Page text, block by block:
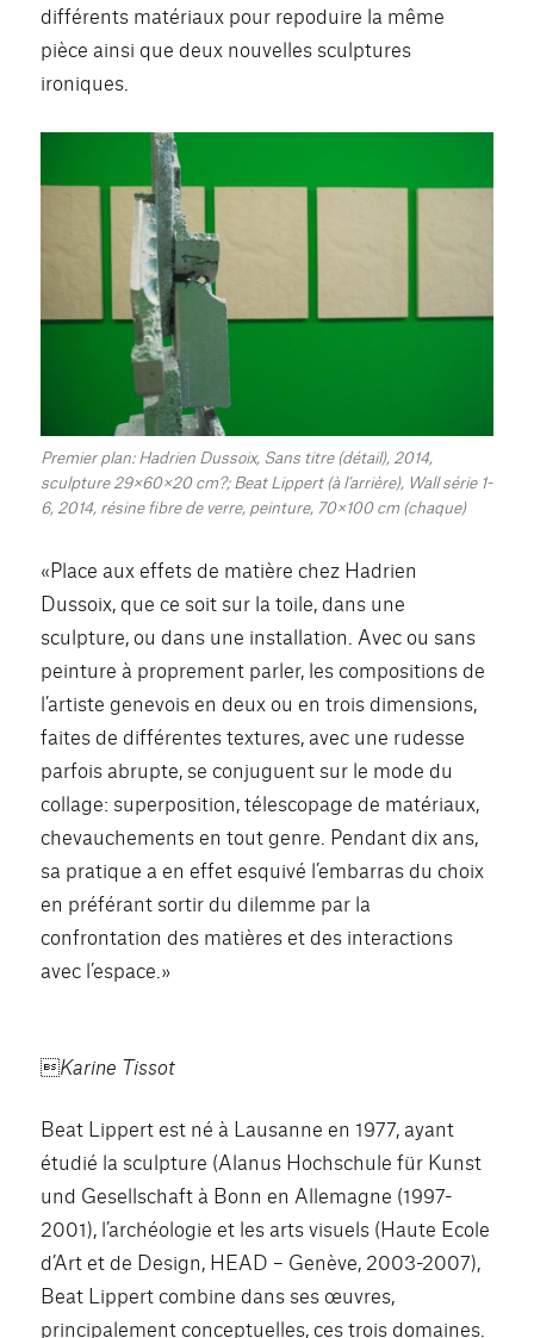
différents matériaux pour repoduire la même
pièce ainsi que deux nouvelles sculptures
ironiques.
Premier plan: Hadrien Dussoix, Sans titre (détail), 2014,
sculpture 29×60×20 cm?; Beat Lippert (à l’arrière), Wall série 1-
6, 2014, résine fibre de verre, peinture, 70×100 cm (chaque)
«Place aux effets de matière chez Hadrien
Dussoix, que ce soit sur la toile, dans une
sculpture, ou dans une installation. Avec ou sans
peinture à proprement parler, les compositions de
l’artiste genevois en deux ou en trois dimensions,
faites de différentes textures, avec une rudesse
parfois abrupte, se conjuguent sur le mode du
collage: superposition, télescopage de matériaux,
chevauchements en tout genre. Pendant dix ans,
sa pratique a en effet esquivé l’embarras du choix
en préférant sortir du dilemme par la
confrontation des matières et des interactions
avec l’espace.»
Karine Tissot
Beat Lippert est né à Lausanne en 1977, ayant
étudié la sculpture (Alanus Hochschule für Kunst
und Gesellschaft à Bonn en Allemagne (1997-
2001), l’archéologie et les arts visuels (Haute Ecole
d’Art et de Design, HEAD – Genève, 2003-2007),
Beat Lippert combine dans ses œuvres,
principalement conceptuelles, ces trois domaines.